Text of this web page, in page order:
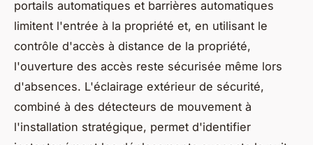
portails automatiques et barrières automatiques
limitent l'entrée à la propriété et, en utilisant le
contrôle d'accès à distance de la propriété,
l'ouverture des accès reste sécurisée même lors
d'absences. L'éclairage extérieur de sécurité,
combiné à des détecteurs de mouvement à
l'installation stratégique, permet d'identifier